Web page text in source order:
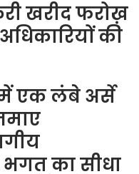
खरीद फरोख़
की
एक लंबे अर्से
भगत का सीधा